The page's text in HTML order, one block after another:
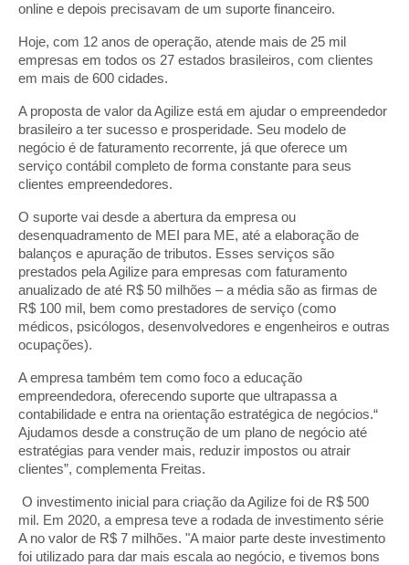
online e depois precisavam de um suporte financeiro.
Hoje, com 12 anos de operação, atende mais de 25 mil
empresas em todos os 27 estados brasileiros, com clientes
em mais de 600 cidades.
A proposta de valor da Agilize está em ajudar o empreendedor
brasileiro a ter sucesso e prosperidade. Seu modelo de
negócio é de faturamento recorrente, já que oferece um
serviço contábil completo de forma constante para seus
clientes empreendedores.
O suporte vai desde a abertura da empresa ou
desenquadramento de MEI para ME, até a elaboração de
balanços e apuração de tributos. Esses serviços são
prestados pela Agilize para empresas com faturamento
anualizado de até R$ 50 milhões – a média são as firmas de
R$ 100 mil, bem como prestadores de serviço (como
médicos, psicólogos, desenvolvedores e engenheiros e outras
ocupações).
A empresa também tem como foco a educação
empreendedora, oferecendo suporte que ultrapassa a
contabilidade e entra na orientação estratégica de negócios.“
Ajudamos desde a construção de um plano de negócio até
estratégias para vender mais, reduzir impostos ou atrair
clientes”, complementa Freitas.
O investimento inicial para criação da Agilize foi de R$ 500
mil. Em 2020, a empresa teve a rodada de investimento série
A no valor de R$ 7 milhões. "A maior parte deste investimento
foi utilizado para dar mais escala ao negócio, e tivemos bons